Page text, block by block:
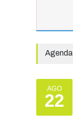
Agenda
AGO
22